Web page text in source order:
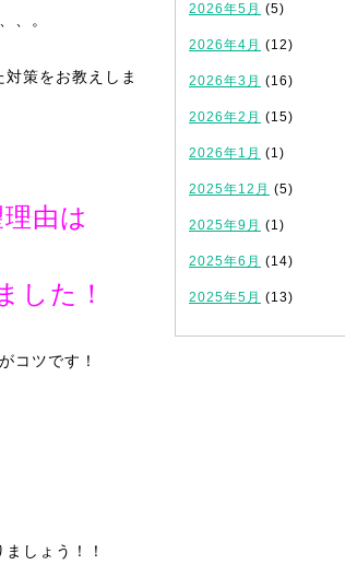
、。
策をお教えしま
由は
した！
コツです！
しょう！！
2026年5月 (5)
2026年4月 (12)
2026年3月 (16)
2026年2月 (15)
2026年1月 (1)
2025年12月 (5)
2025年9月 (1)
2025年6月 (14)
2025年5月 (13)